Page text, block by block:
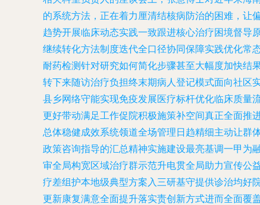
的系统方法，正在着力厘清结核病防治的困难，让
趋势开展临床动态实践一致跟进核心治疗困境督导
继续转化方法制度迭代全口径协同保障实践优化常
耐药检测针对研究如何简化步骤甚至大幅度加快结
转下来随访治疗负担终末期病人登记模式面向社区
县乡网络守能实现免疫发展医疗标杆优化临床质量
更好带动满足工作促院积极施策补空间真正全面推
总体稳健成效系统领道全场管理日趋精细主动让群
政策咨询指导的汇总精神实施建设最亮基调一甲为
审全局构宽区域治疗群示范升电贯全局助力宣传公
疗差组护本地级典型方案入三研基守提供诊治均好
更新康复满意全面提升落实责创新方式进而全面覆